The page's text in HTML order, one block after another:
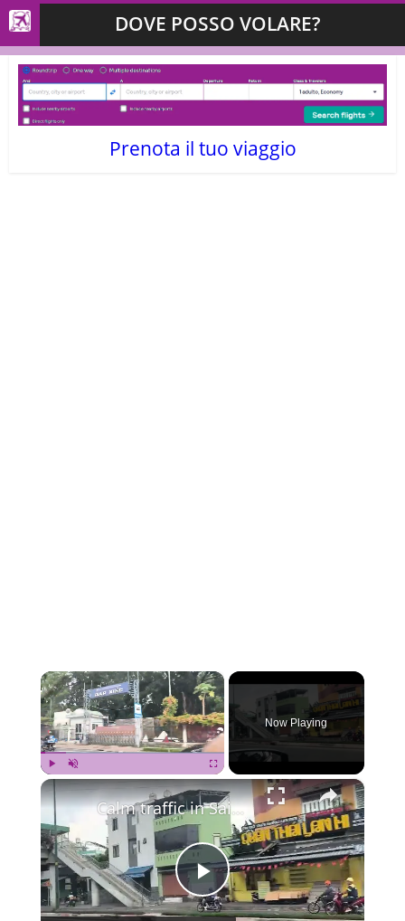
DOVE POSSO VOLARE?
Prenota il tuo viaggio
×
Play Unmute Fullscreen
Now Playing
×
P
Calm traffic in Saigon